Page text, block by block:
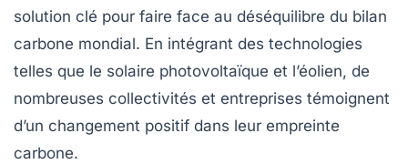
solution clé pour faire face au déséquilibre du bilan
carbone mondial. En intégrant des technologies
telles que le solaire photovoltaïque et l’éolien, de
nombreuses collectivités et entreprises témoignent
d’un changement positif dans leur empreinte
carbone.